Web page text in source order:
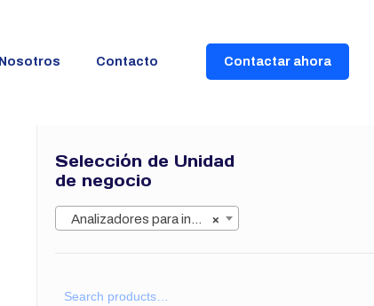
Nosotros Contacto Contactar ahora
Selección de Unidad
de negocio
×
Analizadores para inmunología